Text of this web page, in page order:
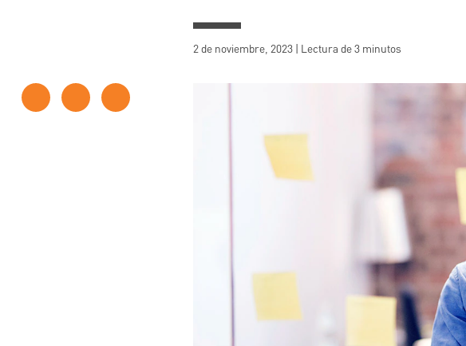
2 de noviembre, 2023 | Lectura de 3 minutos